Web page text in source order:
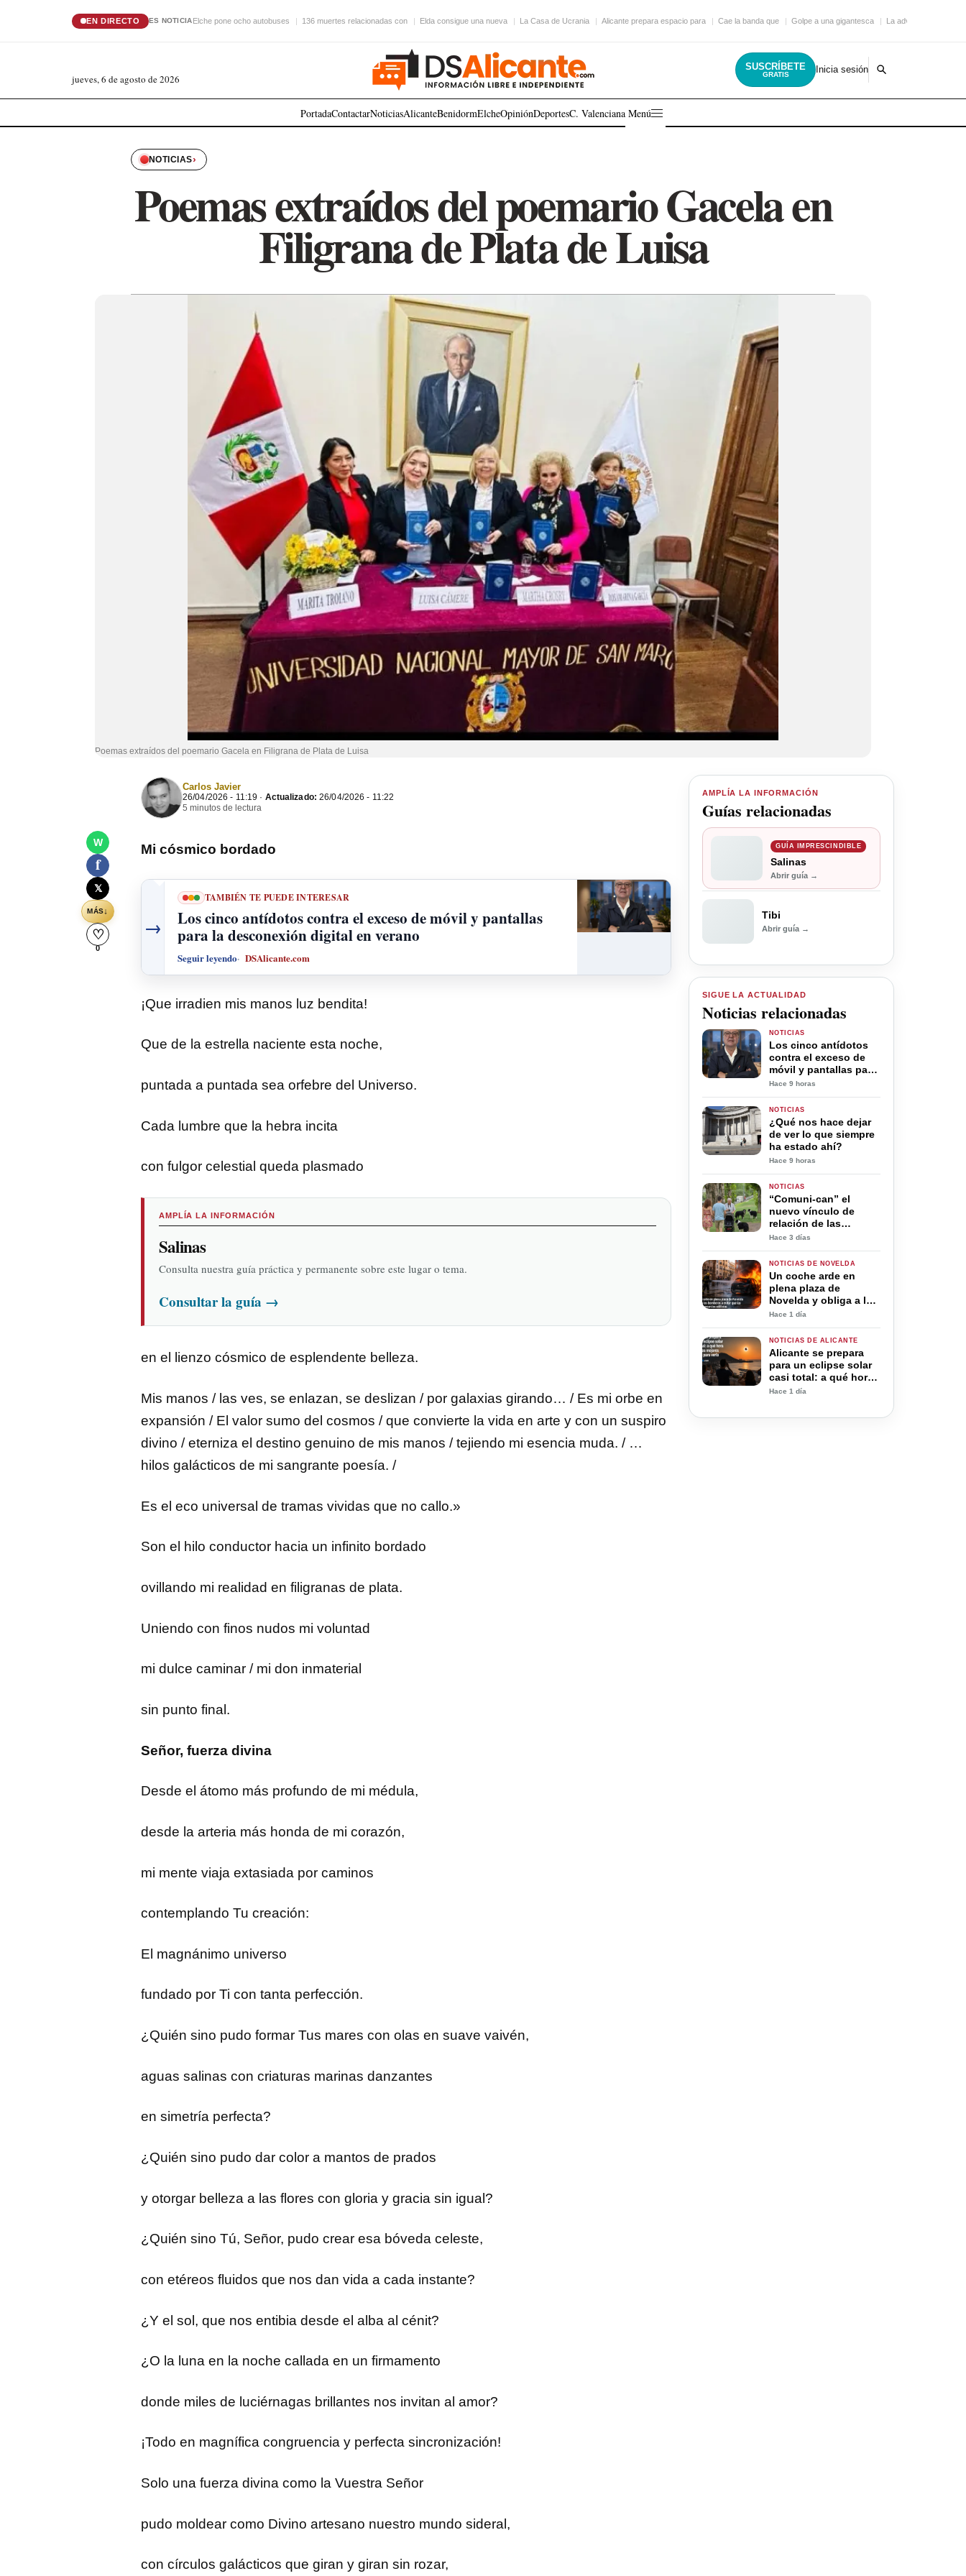
EN DIRECTO ES NOTICIAElche pone ocho autobuses 136 muertes relacionadas con Elda consigue una nueva La Casa de Ucrania Alicante prepara espacio para Cae la banda que Golpe a una gigantesca La advertencia para
jueves, 6 de agosto de 2026
SUSCRÍBETE
GRATIS Inicia sesión
PortadaContactarNoticiasAlicanteBenidormElcheOpiniónDeportesC. Valenciana Menú
NOTICIAS›
Poemas extraídos del poemario Gacela en
Filigrana de Plata de Luisa
Poemas extraídos del poemario Gacela en Filigrana de Plata de Luisa
W
f
𝕏
MÁS↓
♡
0
Carlos Javier
26/04/2026 - 11:19 · Actualizado: 26/04/2026 - 11:22
5 minutos de lectura
Mi cósmico bordado
→
TAMBIÉN TE PUEDE INTERESAR
Los cinco antídotos contra el exceso de móvil y pantallas
para la desconexión digital en verano
Seguir leyendo DSAlicante.com
¡Que irradien mis manos luz bendita!
Que de la estrella naciente esta noche,
puntada a puntada sea orfebre del Universo.
Cada lumbre que la hebra incita
con fulgor celestial queda plasmado
AMPLÍA LA INFORMACIÓN
Salinas
Consulta nuestra guía práctica y permanente sobre este lugar o tema.
Consultar la guía →
en el lienzo cósmico de esplendente belleza.
Mis manos / las ves, se enlazan, se deslizan / por galaxias girando… / Es mi orbe en
expansión / El valor sumo del cosmos / que convierte la vida en arte y con un suspiro
divino / eterniza el destino genuino de mis manos / tejiendo mi esencia muda. / …
hilos galácticos de mi sangrante poesía. /
Es el eco universal de tramas vividas que no callo.»
Son el hilo conductor hacia un infinito bordado
ovillando mi realidad en filigranas de plata.
Uniendo con finos nudos mi voluntad
mi dulce caminar / mi don inmaterial
sin punto final.
Señor, fuerza divina
Desde el átomo más profundo de mi médula,
desde la arteria más honda de mi corazón,
mi mente viaja extasiada por caminos
contemplando Tu creación:
El magnánimo universo
fundado por Ti con tanta perfección.
¿Quién sino pudo formar Tus mares con olas en suave vaivén,
aguas salinas con criaturas marinas danzantes
en simetría perfecta?
¿Quién sino pudo dar color a mantos de prados
y otorgar belleza a las flores con gloria y gracia sin igual?
¿Quién sino Tú, Señor, pudo crear esa bóveda celeste,
con etéreos fluidos que nos dan vida a cada instante?
¿Y el sol, que nos entibia desde el alba al cénit?
¿O la luna en la noche callada en un firmamento
donde miles de luciérnagas brillantes nos invitan al amor?
¡Todo en magnífica congruencia y perfecta sincronización!
Solo una fuerza divina como la Vuestra Señor
pudo moldear como Divino artesano nuestro mundo sideral,
con círculos galácticos que giran y giran sin rozar,
AMPLÍA LA INFORMACIÓN
Guías relacionadas
GUÍA IMPRESCINDIBLE
Salinas
Abrir guía →
Tibi
Abrir guía →
SIGUE LA ACTUALIDAD
Noticias relacionadas
NOTICIAS
Los cinco antídotos
contra el exceso de
móvil y pantallas para
la desconexión digital
Hace 9 horas
NOTICIAS
¿Qué nos hace dejar
de ver lo que siempre
ha estado ahí?
Hace 9 horas
NOTICIAS
“Comuni-can” el
nuevo vínculo de
relación de las
personas a través de
perros ayudan a la
comunicación entre
sus amos
Hace 3 días
NOTICIAS DE NOVELDA
Un coche arde en
plena plaza de
Novelda y obliga a los
bomberos a evitar que
los edificios
Hace 1 día
NOTICIAS DE ALICANTE
Alicante se prepara
para un eclipse solar
casi total: a qué hora
será y los mejores
Hace 1 día